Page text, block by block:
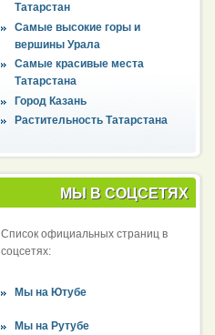
Татарстан
Самые высокие горы и
вершины Урала
Самые красивые места
Татарстана
Город Казань
Растительность Татарстана
МЫ В СОЦСЕТЯХ
Список официальных страниц в
соцсетях:
Мы на Ютубе
Мы на Рутубе